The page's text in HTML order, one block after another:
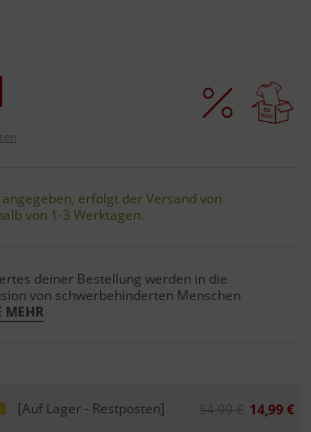
erfolgt der Versand von
von 1-3 Werktagen.
deiner Bestellung werden in die
von schwerbehinderten Menschen
MEHR
[Auf Lager - Restposten] 54,99 € 14,99 €